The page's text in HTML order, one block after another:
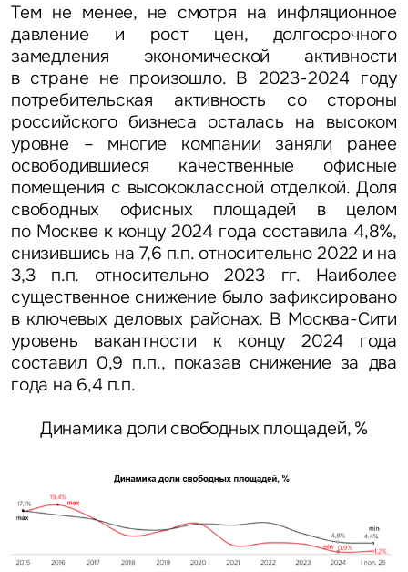
Тем не менее, не смотря на инфляционное
давление и рост цен, долгосрочного
замедления экономической активности
в стране не произошло. В 2023-2024 году
потребительская активность со стороны
российского бизнеса осталась на высоком
уровне – многие компании заняли ранее
освободившиеся качественные офисные
помещения с высококлассной отделкой. Доля
свободных офисных площадей в целом
по Москве к концу 2024 года составила 4,8%,
снизившись на 7,6 п.п. относительно 2022 и на
3,3 п.п. относительно 2023 гг. Наиболее
существенное снижение было зафиксировано
в ключевых деловых районах. В Москва-Сити
уровень вакантности к концу 2024 года
составил 0,9 п.п., показав снижение за два
года на 6,4 п.п.
Динамика доли свободных площадей, %